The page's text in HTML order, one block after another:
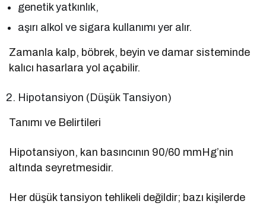
genetik yatkınlık,
aşırı alkol ve sigara kullanımı yer alır.
Zamanla kalp, böbrek, beyin ve damar sisteminde
kalıcı hasarlara yol açabilir.
Hipotansiyon (Düşük Tansiyon)
Tanımı ve Belirtileri
Hipotansiyon, kan basıncının 90/60 mmHg’nin
altında seyretmesidir.
Her düşük tansiyon tehlikeli değildir; bazı kişilerde